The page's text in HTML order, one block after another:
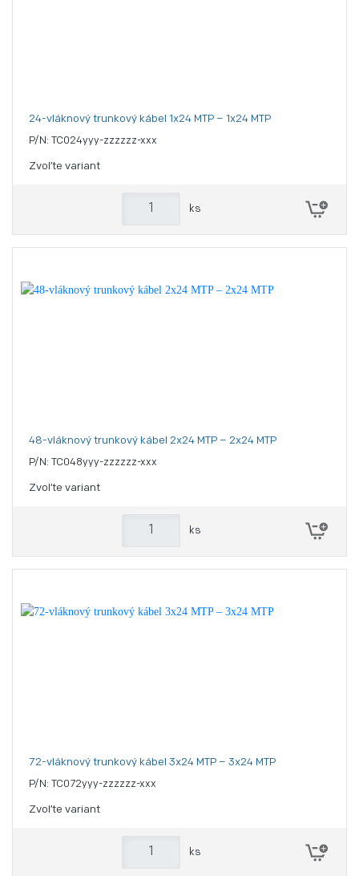
24-vláknový trunkový kábel 1x24 MTP – 1x24 MTP
P/N: TC024yyy-zzzzzz-xxx
Zvoľte variant
ks
48-vláknový trunkový kábel 2x24 MTP – 2x24 MTP
P/N: TC048yyy-zzzzzz-xxx
Zvoľte variant
ks
72-vláknový trunkový kábel 3x24 MTP – 3x24 MTP
P/N: TC072yyy-zzzzzz-xxx
Zvoľte variant
ks